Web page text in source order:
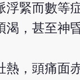
緊而數等症
渴，甚至神
，頭痛面